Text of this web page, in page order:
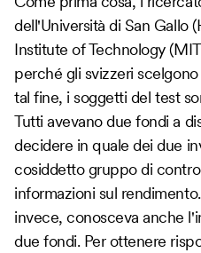
dell'Università di San Gallo
Institute of Technology
perché gli svizzeri
tal fine, i soggetti del test
Tutti avevano due fondi a
decidere in quale dei due
cosiddetto gruppo di
informazioni sul
invece, conosceva anche
due fondi. Per ottenere